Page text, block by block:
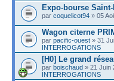
Expo-bourse
par coquelicot94 » 05
Wagon citerne
par pacific-ouest » 31
INTERROGATIONS
[H0] Le grand
par boischaud » 21 Juin
INTERROGATIONS